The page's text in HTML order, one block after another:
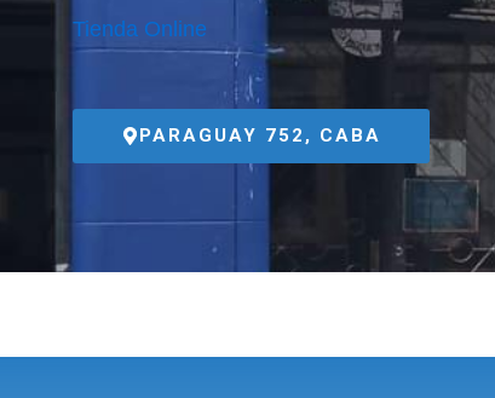
Tienda Online
PARAGUAY 752, CABA